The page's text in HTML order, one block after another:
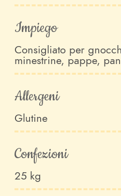
Impiego
Consigliato per
minestrine, pappe,
Allergeni
Glutine
Confezioni
25 kg